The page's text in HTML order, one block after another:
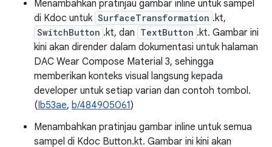
Menambahkan pratinjau gambar inline untuk sampel
di Kdoc untuk SurfaceTransformation .kt,
SwitchButton .kt, dan TextButton .kt. Gambar ini
kini akan dirender dalam dokumentasi untuk halaman
DAC Wear Compose Material 3, sehingga
memberikan konteks visual langsung kepada
developer untuk setiap varian dan contoh tombol.
(Ib53ae, b/484905061)
Menambahkan pratinjau gambar inline untuk semua
sampel di Kdoc Button.kt. Gambar ini kini akan